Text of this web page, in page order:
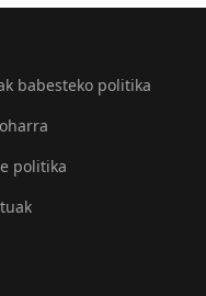
babesteko politika
politika